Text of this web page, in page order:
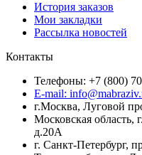
История заказов
Мои закладки
Рассылка новостей
Контакты
Телефоны: +7 (800)
E-mail:
г.Москва, Луговой
Московская область,
д.20А
г. Санкт-Петербург,